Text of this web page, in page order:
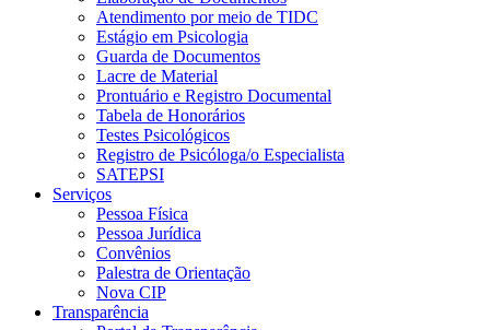
Atendimento por meio de TIDC
Estágio em Psicologia
Guarda de Documentos
Lacre de Material
Prontuário e Registro Documental
Tabela de Honorários
Testes Psicológicos
Registro de Psicóloga/o Especialista
SATEPSI
Serviços
Pessoa Física
Pessoa Jurídica
Convênios
Palestra de Orientação
Nova CIP
Transparência